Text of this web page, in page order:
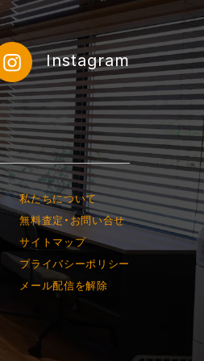
Instagram
私たちについて
無料査定・お問い合せ
サイトマップ
プライバシーポリシー
メール配信を解除